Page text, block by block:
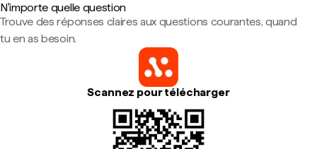
N'importe quelle question
Trouve des réponses claires aux questions courantes, quand
tu en as besoin.
Scannez pour télécharger